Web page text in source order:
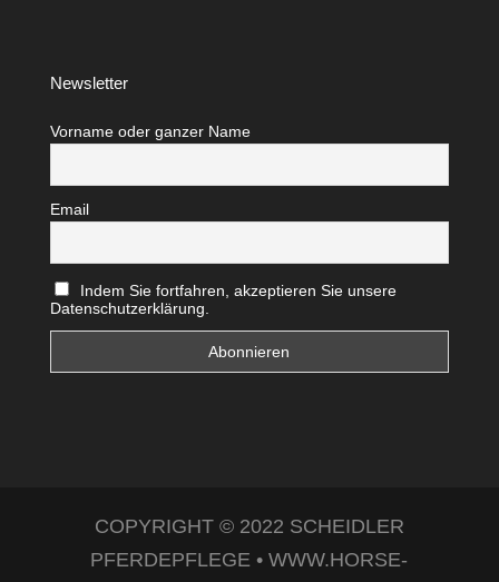
Newsletter
Vorname oder ganzer Name
Email
Indem Sie fortfahren, akzeptieren Sie unsere
Datenschutzerklärung.
COPYRIGHT © 2022 SCHEIDLER
PFERDEPFLEGE • WWW.HORSE-